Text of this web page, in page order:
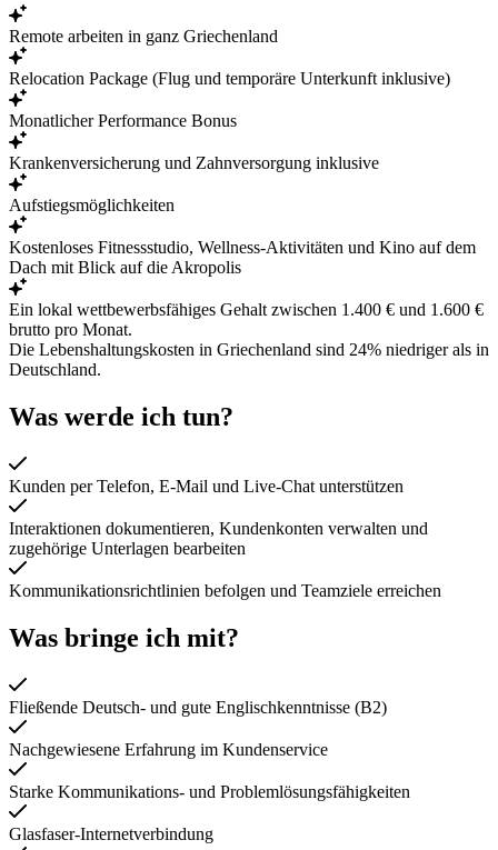
Remote arbeiten in ganz Griechenland
Relocation Package (Flug und temporäre Unterkunft inklusive)
Monatlicher Performance Bonus
Krankenversicherung und Zahnversorgung inklusive
Aufstiegsmöglichkeiten
Kostenloses Fitnessstudio, Wellness-Aktivitäten und Kino auf dem
Dach mit Blick auf die Akropolis
Ein lokal wettbewerbsfähiges Gehalt zwischen 1.400 € und 1.600 €
brutto pro Monat.
Die Lebenshaltungskosten in Griechenland sind 24% niedrigerals in
Deutschland.
Was werde ich tun?
Kunden per Telefon, E-Mail und Live-Chat unterstützen
Interaktionen dokumentieren, Kundenkonten verwalten und
zugehörige Unterlagen bearbeiten
Kommunikationsrichtlinien befolgen und Teamziele erreichen
Was bringe ich mit?
Fließende Deutsch- und gute Englischkenntnisse (B2)
Nachgewiesene Erfahrung im Kundenservice
Starke Kommunikations- und Problemlösungsfähigkeiten
Glasfaser-Internetverbindung